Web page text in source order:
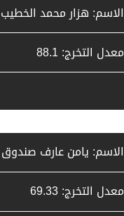
الاسم: هزار محمد الخطيب
معدل التخرج: 88.1
الاسم: يامن عارف صندوق
معدل التخرج: 69.33